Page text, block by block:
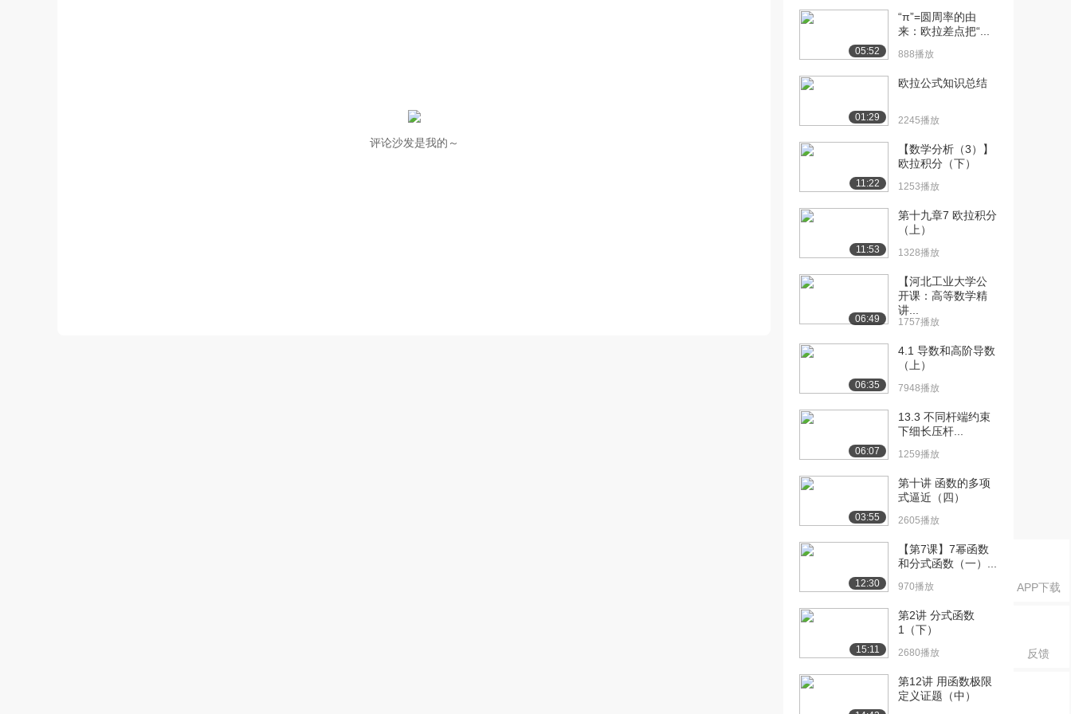
APP下载
反馈
评论沙发是我的～
[13] ax+by=c（上）
2574播放
[14] ax+by=c（下）
[16] 主要的内容（下） 08:39
[17] 关于全等式（上）
1804播放
[18] 关于全等式（中）
[19] 关于全等式（下） 11:56
[20] 积分的二进制和十进
制表示（上）
[21] 积分的二进制和十进
制表示（中）
1649播放
[22] 积分的二进制和十进
制表示（下）
665播放
[23] 中国余式定理（上）
[24] 中国余式定理（中） 11:02
[25] 中国余式定理（下） 10:55
[26] 完全剩余式与费马定
理（上）
05:52
“π”=圆周率的由
来：欧拉差点把“...
888播放
01:29
欧拉公式知识总结
2245播放
11:22
【数学分析（3）】
欧拉积分（下）
1253播放
11:53
第十九章7 欧拉积分
（上）
1328播放
06:49
【河北工业大学公
开课：高等数学精
讲...
1757播放
06:35
4.1 导数和高阶导数
（上）
7948播放
06:07
13.3 不同杆端约束
下细长压杆...
1259播放
03:55
第十讲 函数的多项
式逼近（四）
2605播放
12:30
【第7课】7幂函数
和分式函数（一）...
970播放
15:11
第2讲 分式函数
1（下）
2680播放
第12讲 用函数极限
定义证题（中）